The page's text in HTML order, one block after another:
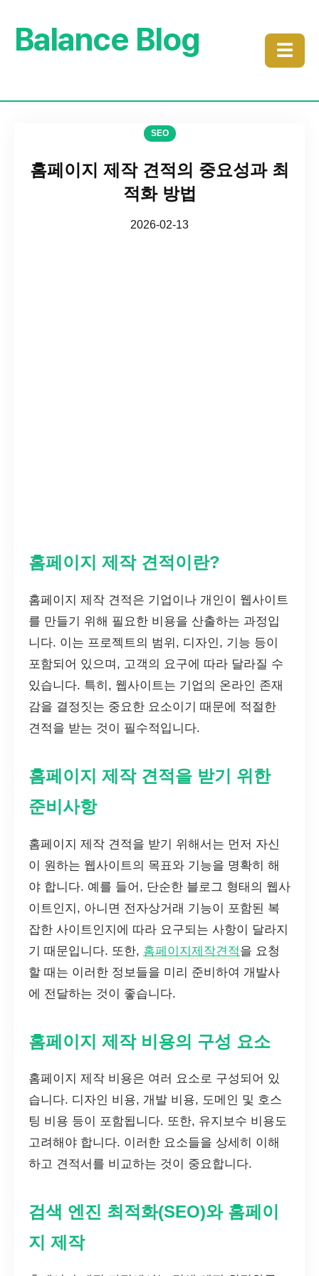
Balance Blog ☰
SEO
홈페이지 제작 견적의 중요성과 최
적화 방법
2026-02-13
홈페이지 제작 견적이란?
홈페이지 제작 견적은 기업이나 개인이 웹사이트
를 만들기 위해 필요한 비용을 산출하는 과정입
니다. 이는 프로젝트의 범위, 디자인, 기능 등이
포함되어 있으며, 고객의 요구에 따라 달라질 수
있습니다. 특히, 웹사이트는 기업의 온라인 존재
감을 결정짓는 중요한 요소이기 때문에 적절한
견적을 받는 것이 필수적입니다.
홈페이지 제작 견적을 받기 위한
준비사항
홈페이지 제작 견적을 받기 위해서는 먼저 자신
이 원하는 웹사이트의 목표와 기능을 명확히 해
야 합니다. 예를 들어, 단순한 블로그 형태의 웹사
이트인지, 아니면 전자상거래 기능이 포함된 복
잡한 사이트인지에 따라 요구되는 사항이 달라지
기 때문입니다. 또한, 홈페이지제작견적을 요청
할 때는 이러한 정보들을 미리 준비하여 개발사
에 전달하는 것이 좋습니다.
홈페이지 제작 비용의 구성 요소
홈페이지 제작 비용은 여러 요소로 구성되어 있
습니다. 디자인 비용, 개발 비용, 도메인 및 호스
팅 비용 등이 포함됩니다. 또한, 유지보수 비용도
고려해야 합니다. 이러한 요소들을 상세히 이해
하고 견적서를 비교하는 것이 중요합니다.
검색 엔진 최적화(SEO)와 홈페이
지 제작